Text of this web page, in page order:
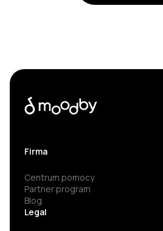
Firma
Centrum pomocy
Partner program
Blog
Legal